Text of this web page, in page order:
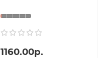
1160.00р.